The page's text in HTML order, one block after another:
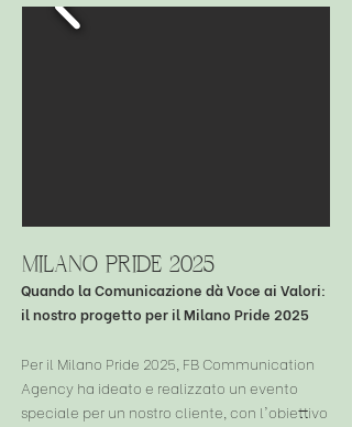
milano pride 2025
Quando la Comunicazione dà Voce ai Valori:
il nostro progetto per il Milano Pride 2025
Per il Milano Pride 2025, FB Communication
Agency ha ideato e realizzato un evento
speciale per un nostro cliente, con l'obiettivo